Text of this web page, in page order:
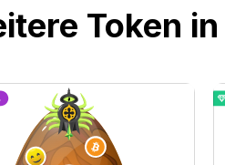
Token